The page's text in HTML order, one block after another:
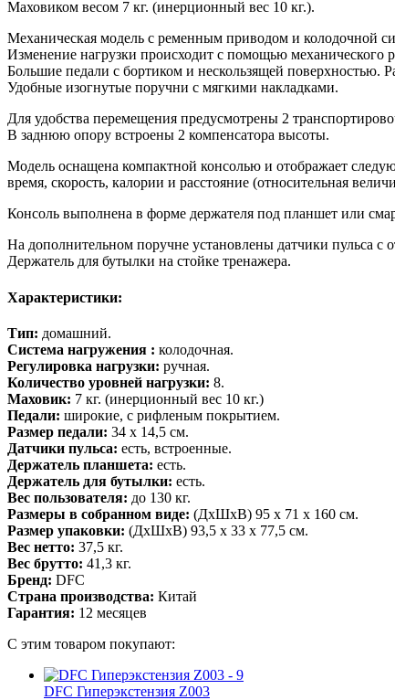
Маховиком весом 7 кг. (инерционный вес 10 кг.).
Механическая модель с ременным приводом и колодочной
Изменение нагрузки происходит с помощью механического
Большие педали с бортиком и нескользящей поверхностью.
Удобные изогнутые поручни с мягкими накладками.
Для удобства перемещения предусмотрены 2
В заднюю опору встроены 2 компенсатора высоты.
Модель оснащена компактной консолью и отображает
время, скорость, калории и расстояние (относительная
Консоль выполнена в форме держателя под планшет или
На дополнительном поручне установлены датчики пульса с
Держатель для бутылки на стойке тренажера.
Характеристики:
Тип: домашний.
Система нагружения : колодочная.
Регулировка нагрузки: ручная.
Количество уровней нагрузки: 8.
Маховик: 7 кг. (инерционный вес 10 кг.)
Педали: широкие, с рифленым покрытием.
Размер педали: 34 х 14,5 см.
Датчики пульса: есть, встроенные.
Держатель планшета: есть.
Держатель для бутылки: есть.
Вес пользователя: до 130 кг.
Размеры в собранном виде: (ДхШхВ) 95 х 71 х 160 см.
Размер упаковки: (ДхШхВ) 93,5 х 33 х 77,5 см.
Вес нетто: 37,5 кг.
Вес брутто: 41,3 кг.
Бренд: DFC
Страна производства: Китай
Гарантия: 12 месяцев
С этим товаром покупают:
DFC Гиперэкстензия Z003